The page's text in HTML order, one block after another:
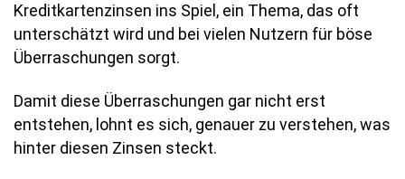
Kreditkartenzinsen ins Spiel, ein Thema, das oft
unterschätzt wird und bei vielen Nutzern für böse
Überraschungen sorgt.
Damit diese Überraschungen gar nicht erst
entstehen, lohnt es sich, genauer zu verstehen, was
hinter diesen Zinsen steckt.